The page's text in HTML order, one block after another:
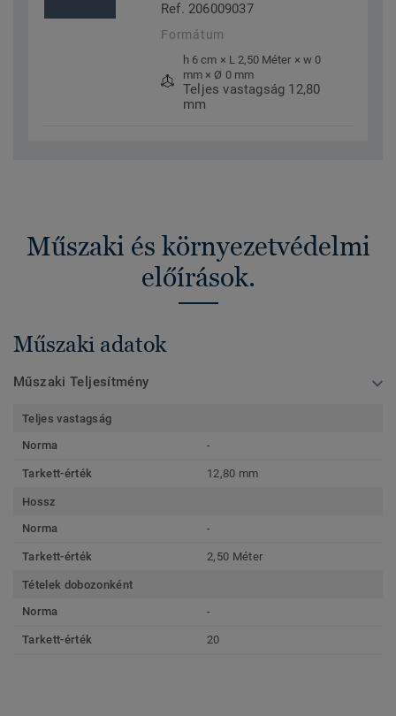
Ref. 206009037
Formátum
h 6 cm × L 2,50 Méter × w 0
mm × Ø 0 mm
Teljes vastagság 12,80
mm
Műszaki és környezetvédelmi
előírások.
Műszaki adatok
Műszaki Teljesítmény
Teljes vastagság
Norma
-
Tarkett-érték 12,80 mm
Hossz
Norma
-
Tarkett-érték 2,50 Méter
Tételek dobozonként
Norma
-
Tarkett-érték 20